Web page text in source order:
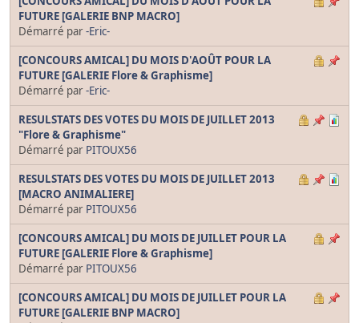
FUTURE [GALERIE BNP MACRO]
Démarré par-Eric-
[CONCOURS AMICAL] DU MOIS D'AOÛT POUR LA
FUTURE [GALERIE Flore & Graphisme]
Démarré par-Eric-
RESULSTATS DES VOTES DU MOIS DE JUILLET 2013
"Flore & Graphisme"
Démarré par PITOUX56
RESULSTATS DES VOTES DU MOIS DE JUILLET 2013
[MACRO ANIMALIERE]
Démarré par PITOUX56
[CONCOURS AMICAL] DU MOIS DE JUILLET POUR LA
FUTURE [GALERIE Flore & Graphisme]
Démarré par PITOUX56
[CONCOURS AMICAL] DU MOIS DE JUILLET POUR LA
FUTURE [GALERIE BNP MACRO]